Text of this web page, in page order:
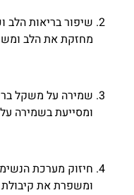
שיפור בריאות הלב
מחזקת את הלב
שמירה על משקל
ומסייעת בשמירה
חיזוק מערכת
ומשפרת את